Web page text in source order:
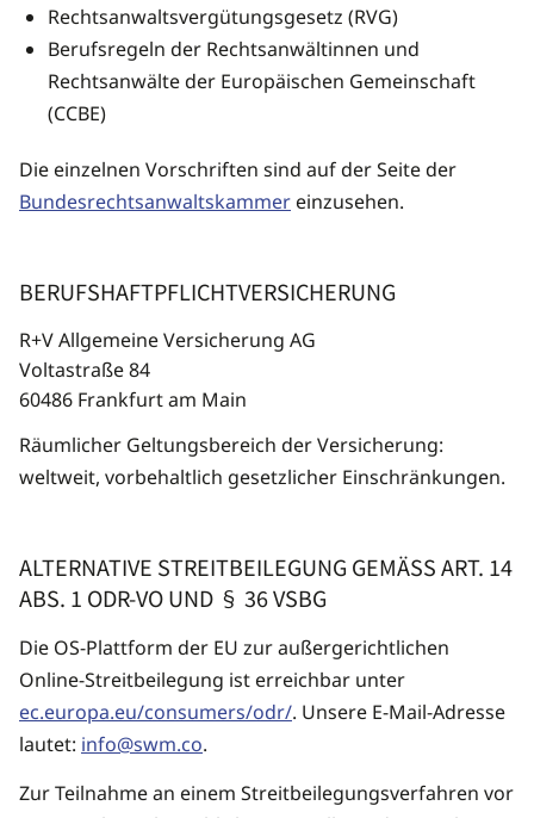
Rechtsanwaltsvergütungsgesetz (RVG)
Berufsregeln der Rechtsanwältinnen und
Rechtsanwälte der Europäischen Gemeinschaft
(CCBE)
Die einzelnen Vorschriften sind auf der Seite der
Bundesrechtsanwaltskammer einzusehen.
BERUFSHAFTPFLICHTVERSICHERUNG
R+V Allgemeine Versicherung AG
Voltastraße 84
60486 Frankfurt am Main
Räumlicher Geltungsbereich der Versicherung:
weltweit, vorbehaltlich gesetzlicher Einschränkungen.
ALTERNATIVE STREITBEILEGUNG GEMÄSS ART. 14 A
BS. 1 ODR-VO UND § 36 VSBG
Die OS-Plattform der EU zur außergerichtlichen
Online-Streitbeilegung ist erreichbar unter
ec.europa.eu/consumers/odr/. Unsere E-Mail-Adresse
lautet: info@swm.co.
Zur Teilnahme an einem Streitbeilegungsverfahren vor